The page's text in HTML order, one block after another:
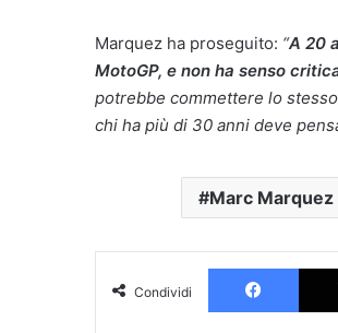
Marquez ha proseguito: “A 20
MotoGP, e non ha senso
potrebbe commettere lo
chi ha più di 30 anni deve
Marc Marquez
Condividi